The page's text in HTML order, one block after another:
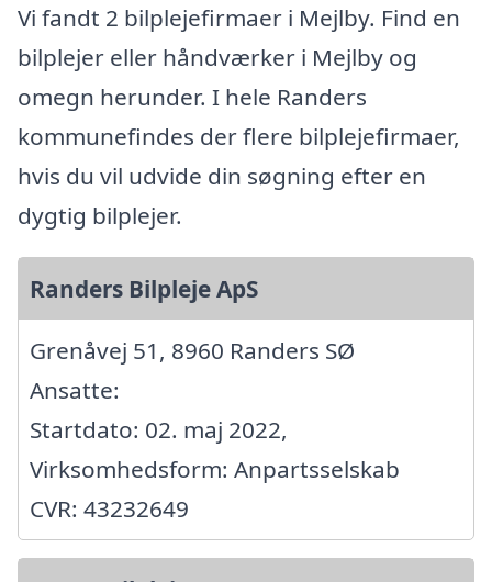
Vi fandt 2 bilplejefirmaer i Mejlby. Find en
bilplejer eller håndværker i Mejlby og
omegn herunder. I hele Randers
kommunefindes der flere bilplejefirmaer,
hvis du vil udvide din søgning efter en
dygtig bilplejer.
Randers Bilpleje ApS
Grenåvej 51, 8960 Randers SØ
Ansatte:
Startdato: 02. maj 2022,
Virksomhedsform: Anpartsselskab
CVR: 43232649